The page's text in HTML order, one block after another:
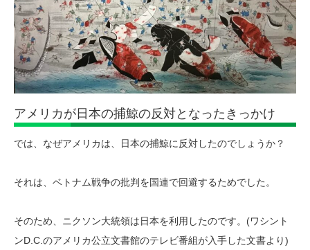
アメリカが日本の捕鯨の反対となったきっかけ
では、なぜアメリカは、日本の捕鯨に反対したのでしょうか？
それは、ベトナム戦争の批判を国連で回避するためでした。
そのため、ニクソン大統領は日本を利用したのです。(ワシント
ンD.C.のアメリカ公立文書館のテレビ番組が入手した文書より)